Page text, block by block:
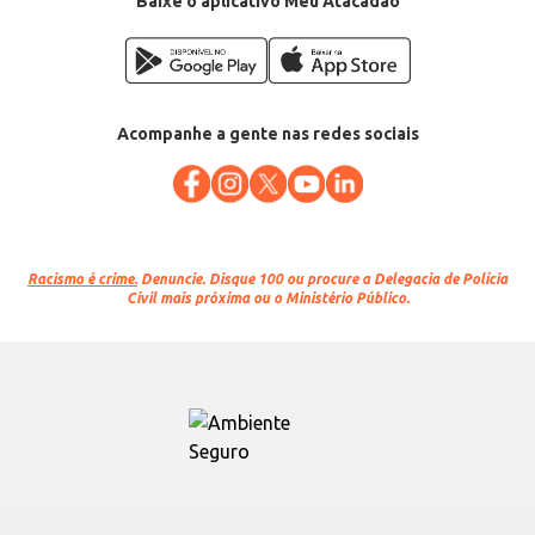
Acompanhe a gente nas redes sociais
Racismo é crime. Denuncie. Disque 100 ou procure a Delegacia de Polícia
Civil mais próxima ou o Ministério Público.